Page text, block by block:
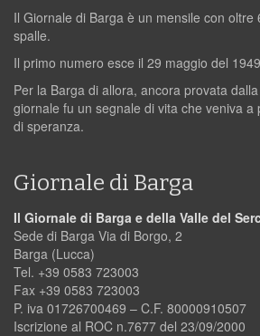
Il Giornale di Barga è un mensile con oltre
spalle.
Il primo numero esce il 29 maggio del
Per la Barga di allora, ancora provata
giornale fu un segnale di vita che veniva a
di speranza.
Giornale di Barga
Il Giornale di Barga e della Valle del
Sede di Barga Via di Borgo, 2
Barga (Lucca)
Tel. +39 0583 723003
Fax +39 0583 723003
P. iva 01726700469 – C.F. 80000910507
Iscrizione al ROC n.7677 del 23/09/2000